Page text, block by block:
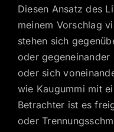
Diesen Ansatz des
meinem Vorschlag
stehen sich
oder gegeneinander
oder sich
wie Kaugummi mit
Betrachter ist es
oder